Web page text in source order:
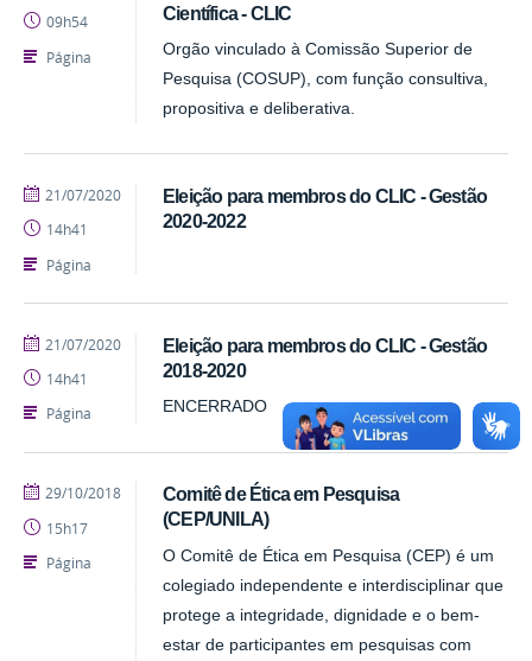
Científica - CLIC
Orgão vinculado à Comissão Superior de
Pesquisa (COSUP), com função consultiva,
propositiva e deliberativa.
09h54
Página
Eleição para membros do CLIC - Gestão
2020-2022
publicado
21/07/2020
14h41
Página
Eleição para membros do CLIC - Gestão
2018-2020
ENCERRADO
publicado
21/07/2020
14h41
Página
Comitê de Ética em Pesquisa
(CEP/UNILA)
O Comitê de Ética em Pesquisa (CEP) é um
colegiado independente e interdisciplinar que
protege a integridade, dignidade e o bem-
estar de participantes em pesquisas com
publicado
29/10/2018
15h17
Página